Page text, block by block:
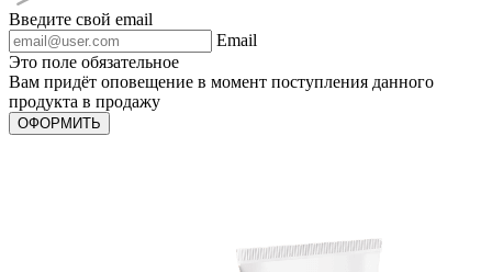
Введите свой email
Email
Это поле обязательное
Вам придёт оповещение в момент поступления данного
продукта в продажу
ОФОРМИТЬ